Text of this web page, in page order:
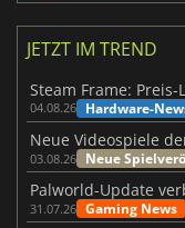
JETZT IM TREND
04.08.26 Hardware-
03.08.26 Neue
31.07.26 Gaming News